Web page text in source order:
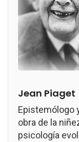
Jean Piaget
Epistemólogo
obra de la
psicología